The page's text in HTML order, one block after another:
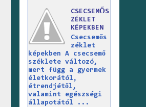
CSECSEMŐS
ZÉKLET
KÉPEKBEN
Csecsemős
zéklet
képekben A csecsemő
széklete változó,
mert függ a gyermek
életkorától,
étrendjétől,
valamint egészségi
állapotától ...